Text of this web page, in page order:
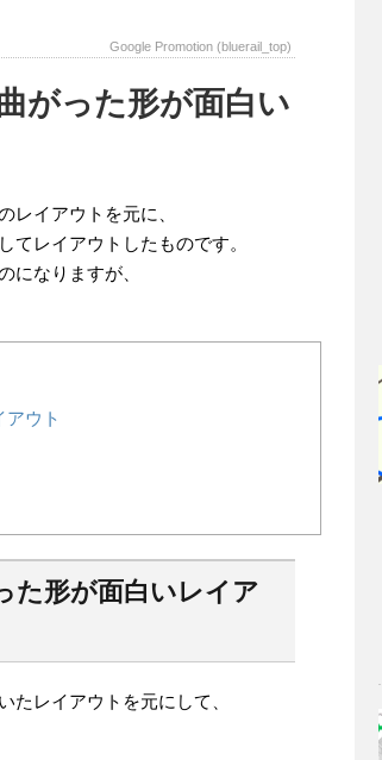
Google Promotion (bluerail_top)
がった形が面白い
レイアウトを元に、
てレイアウトしたものです。
になりますが、
ウト
た形が面白いレイア
たレイアウトを元にして、